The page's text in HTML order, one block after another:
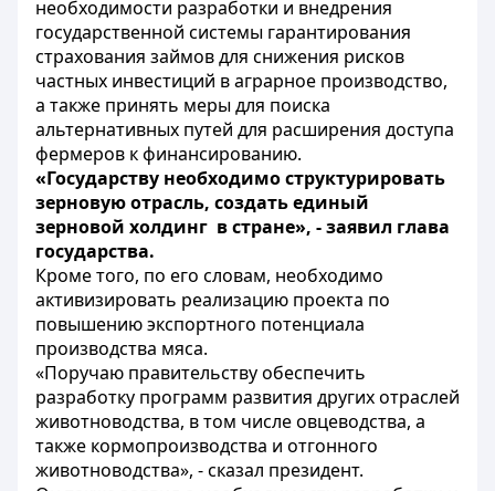
необходимости разработки и внедрения
государственной системы гарантирования
страхования займов для снижения рисков
частных инвестиций в аграрное производство,
а также принять меры для поиска
альтернативных путей для расширения доступа
фермеров к финансированию.
«Государству необходимо структурировать
зерновую отрасль, создать единый
зерновой холдинг в стране», - заявил глава
государства.
Кроме того, по его словам, необходимо
активизировать реализацию проекта по
повышению экспортного потенциала
производства мяса.
«Поручаю правительству обеспечить
разработку программ развития других отраслей
животноводства, в том числе овцеводства, а
также кормопроизводства и отгонного
животноводства», - сказал президент.